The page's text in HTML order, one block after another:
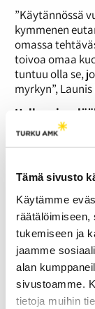
Tämä sivusto
Käytämme
räätälöimiseen,
tukemiseen ja
jaamme
alan
sivustoamme.
tietoja muihin
”Käytännössä
kymmenen
omassa
toivoa omaa
tuntuu olla se,
myrkyn”,
Hollannissa
Launiksen
lääkärin
Hollannissa
vuodelta 2003)
eutanasian,
kielteisempiä,
kipu
”Eutanasia on
on oma “Balint
toimenpiteen